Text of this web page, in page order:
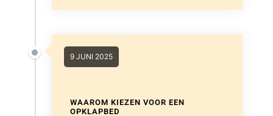
9 JUNI 2025
WAAROM KIEZEN VOOR EEN
OPKLAPBED